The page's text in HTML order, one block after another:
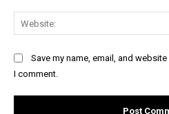
Save my name, email, and
I comment.